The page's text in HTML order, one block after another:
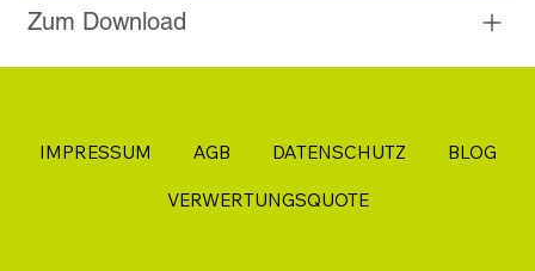
Zum Download
IMPRESSUM AGB DATENSCHUTZ BLOG
VERWERTUNGSQUOTE